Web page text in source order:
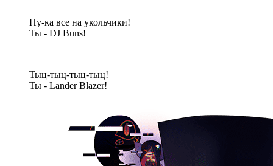
Ну-ка все на укольчики!
Ты - DJ Buns!
Тыц-тыц-тыц-тыц!
Ты - Lander Blazer!